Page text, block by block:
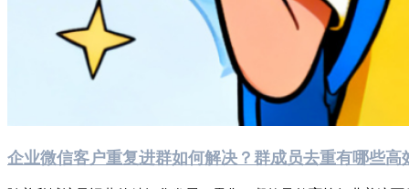
企业微信客户重复进群如何解决？群成员去重有哪些高